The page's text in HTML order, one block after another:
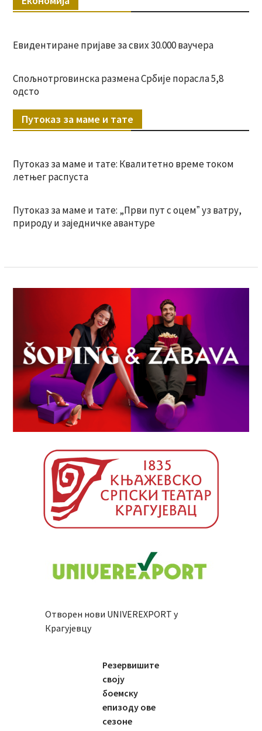
Евидентиране пријаве за свих 30.000 ваучера
Спољнотрговинска размена Србије порасла 5,8
одсто
Путоказ за маме и тате
Путоказ за маме и тате: Квалитетно време током
летњег распуста
Путоказ за маме и тате: „Први пут с оцемˮ уз ватру,
природу и заједничке авантуре
Отворен нови UNIVEREXPORT у
Крагујевцу
Резервишите
своју
боемску
епизоду ове
сезоне